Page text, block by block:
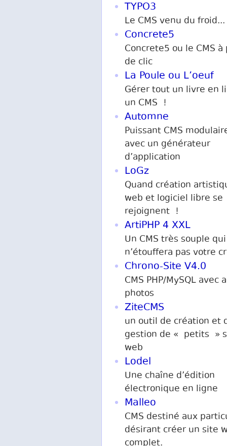
TYPO3
Le CMS venu du froid...
Concrete5
Concrete5 ou le CMS
de clic
La Poule ou L’oeuf
Gérer tout un livre en
un CMS !
Automne
Puissant CMS
avec un générateur
d’application
LoGz
Quand création
web et logiciel libre se
rejoignent !
ArtiPHP 4 XXL
Un CMS très souple qui
n’étouffera pas votre
Chrono-Site V4.0
CMS PHP/MySQL avec
photos
ZiteCMS
un outil de création et
gestion de « petits »
web
Lodel
Une chaîne d’édition
électronique en ligne
Malleo
CMS destiné aux
désirant créer un site